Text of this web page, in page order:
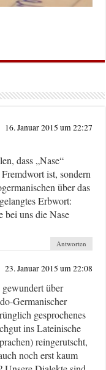
16. Januar 2015 um 22:27
dass „Nase“
ist, sondern
über das
Erbwort:
bei uns die Nase
Antworten
23. Januar 2015 um 22:08
über
Germanischer
gesprochenes
ins Lateinische
reingerutscht,
noch erst kaum